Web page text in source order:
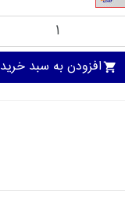
افزودن به سبد خرید